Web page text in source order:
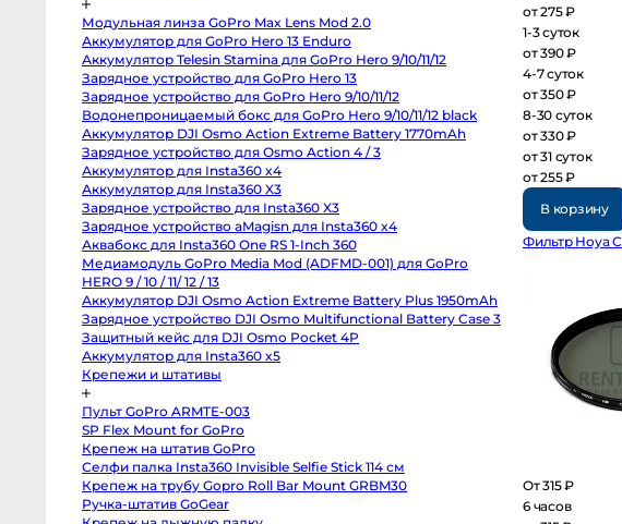
Canon
90D
Body
Canon
80D
body
Nikon
D850
body
Nikon
D800
body
Nikon
D750
body
Nikon
D90
body
Профессиональные
видео
кинокамеры
RED
Komodo
6K
Kinefinity
Kinefinity
MAVO
mark2
LF
Nikon
ZR
body
Cinema
Модульная линза GoPro Max Lens Mod 2.0
Аккумулятор для GoPro Hero 13 Enduro
Аккумулятор Telesin Stamina для GoPro Hero 9/10/11/12
Зарядное устройство для GoPro Hero 13
Зарядное устройство для GoPro Hero 9/10/11/12
Водонепроницаемый бокс для GoPro Hero 9/10/11/12 black
Аккумулятор DJI Osmo Action Extreme Battery 1770mAh
Зарядное устройство для Osmo Action 4 / 3
Аккумулятор для Insta360 x4
Аккумулятор для Insta360 X3
Зарядное устройство для Insta360 X3
Зарядное устройство aMagisn для Insta360 x4
Аквабокс для Insta360 One RS 1-Inch 360
Медиамодуль GoPro Media Mod (ADFMD-001) для GoPro
HERO 9 / 10 / 11/ 12 / 13
Аккумулятор DJI Osmo Action Extreme Battery Plus
1950mAh
Зарядное устройство DJI Osmo Multifunctional Battery
Case 3
Защитный кейс для DJI Osmo Pocket 4P
Аккумулятор для Insta360 x5
Крепежи и штативы
Пульт GoPro ARMTE-003
SP Flex Mount for GoPro
Крепеж на штатив GoPro
Селфи палка Insta360 Invisible Selfie Stick 114 см
от 275 ₽
1-3 суток
от 390 ₽
4-7 суток
от 350 ₽
8-30 суток
от 330 ₽
от 31 суток
от 255 ₽
В корзину
Фильтр Hoya C-
От 315 ₽
6 часов